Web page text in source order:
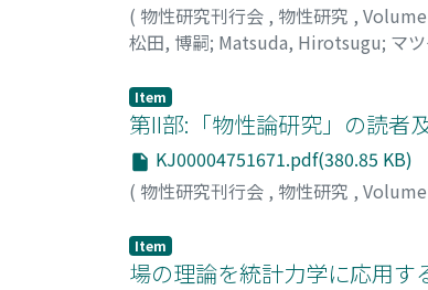
( 物性研究刊行会 , 物性研究 ,
松田, 博嗣; Matsuda, Hirotsugu; マ
Item
第II部:「物性論研究」の読者
KJ00004751671.pdf(380.85 KB)
( 物性研究刊行会 , 物性研究 ,
Item
場の理論を統計力学に応用す